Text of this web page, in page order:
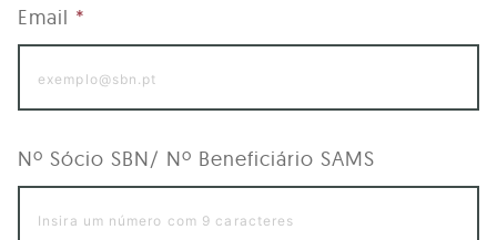
Email *
Nº Sócio SBN/ Nº Beneficiário SAMS